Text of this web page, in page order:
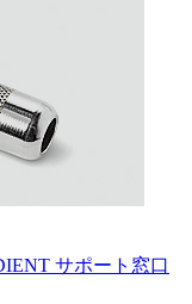
サポート窓口